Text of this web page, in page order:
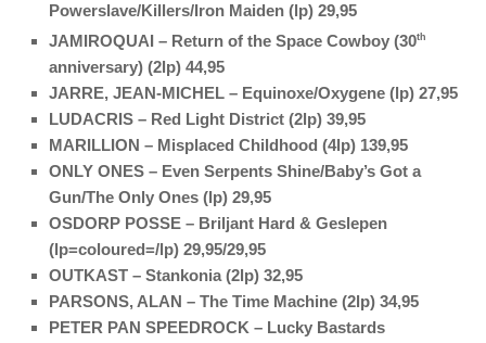
Powerslave/Killers/Iron Maiden (lp) 29,95
JAMIROQUAI – Return of the Space Cowboy (30th
anniversary) (2lp) 44,95
JARRE, JEAN-MICHEL – Equinoxe/Oxygene (lp) 27,95
LUDACRIS – Red Light District (2lp) 39,95
MARILLION – Misplaced Childhood (4lp) 139,95
ONLY ONES – Even Serpents Shine/Baby’s Got a
Gun/The Only Ones (lp) 29,95
OSDORP POSSE – Briljant Hard & Geslepen
(lp=coloured=/lp) 29,95/29,95
OUTKAST – Stankonia (2lp) 32,95
PARSONS, ALAN – The Time Machine (2lp) 34,95
PETER PAN SPEEDROCK – Lucky Bastards